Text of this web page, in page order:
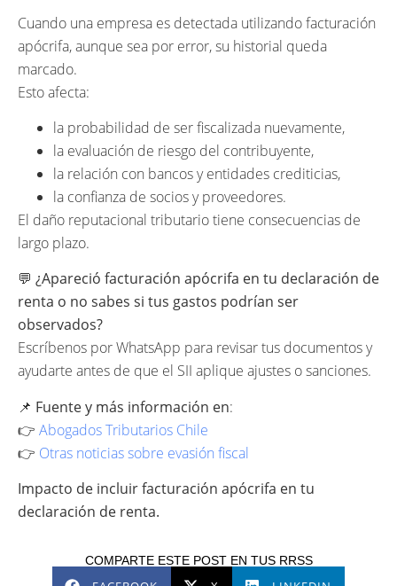
Cuando una empresa es detectada utilizando facturación
apócrifa, aunque sea por error, su historial queda
marcado.
Esto afecta:
la probabilidad de ser fiscalizada nuevamente,
la evaluación de riesgo del contribuyente,
la relación con bancos y entidades crediticias,
la confianza de socios y proveedores.
El daño reputacional tributario tiene consecuencias de
largo plazo.
💬 ¿Apareció facturación apócrifa en tu declaración de
renta o no sabes si tus gastos podrían ser
observados?
Escríbenos por WhatsApp para revisar tus documentos y
ayudarte antes de que el SII aplique ajustes o sanciones.
📌 Fuente y más información en:
👉 Abogados Tributarios Chile
👉 Otras noticias sobre evasión fiscal
Impacto de incluir facturación apócrifa en tu
declaración de renta.
COMPARTE ESTE POST EN TUS RRSS